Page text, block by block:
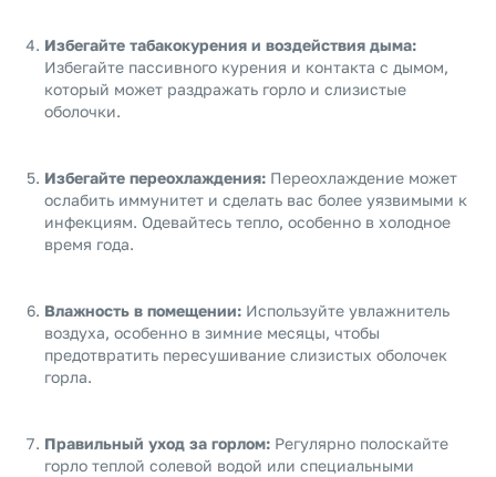
Избегайте табакокурения и воздействия дыма:
Избегайте пассивного курения и контакта с дымом,
который может раздражать горло и слизистые
оболочки.
Избегайте переохлаждения: Переохлаждение может
ослабить иммунитет и сделать вас более уязвимыми к
инфекциям. Одевайтесь тепло, особенно в холодное
время года.
Влажность в помещении: Используйте увлажнитель
воздуха, особенно в зимние месяцы, чтобы
предотвратить пересушивание слизистых оболочек
горла.
Правильный уход за горлом: Регулярно полоскайте
горло теплой солевой водой или специальными